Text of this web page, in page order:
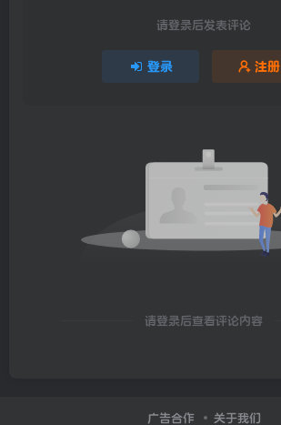
请登录后发表评论
登录 注册
请登录后查看评论内容
广告合作 关于我们